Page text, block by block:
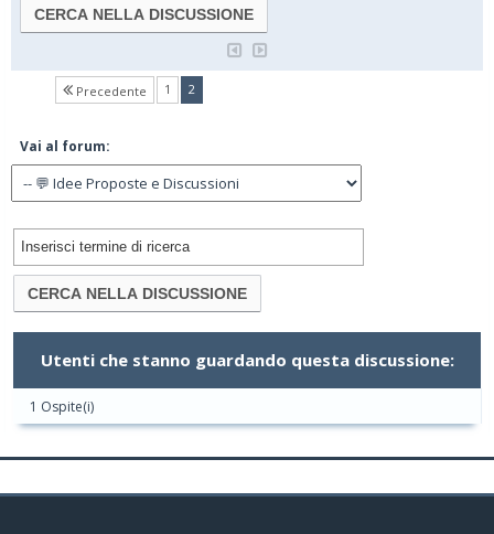
Precedente 1 2(current)
Vai al forum:
Utenti che stanno guardando questa discussione:
1 Ospite(i)